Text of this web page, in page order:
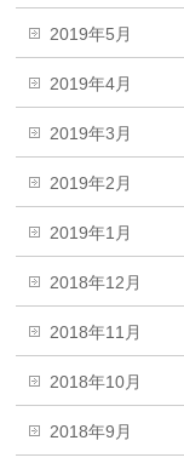
2019年5月
2019年4月
2019年3月
2019年2月
2019年1月
2018年12月
2018年11月
2018年10月
2018年9月